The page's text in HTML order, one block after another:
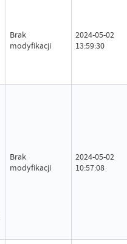
Brak
modyfikacji
2024-05-02
13:59:30
Brak
modyfikacji
2024-05-02
10:57:08